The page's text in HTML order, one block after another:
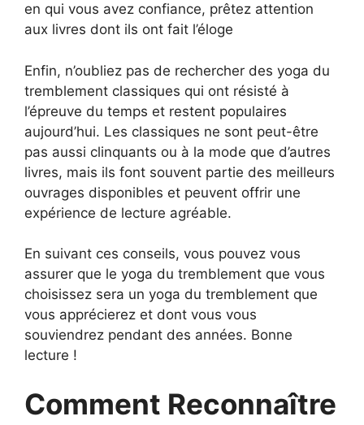
en qui vous avez confiance, prêtez attention
aux livres dont ils ont fait l’éloge
Enfin, n’oubliez pas de rechercher des yoga du
tremblement classiques qui ont résisté à
l’épreuve du temps et restent populaires
aujourd’hui. Les classiques ne sont peut-être
pas aussi clinquants ou à la mode que d’autres
livres, mais ils font souvent partie des meilleurs
ouvrages disponibles et peuvent offrir une
expérience de lecture agréable.
En suivant ces conseils, vous pouvez vous
assurer que le yoga du tremblement que vous
choisissez sera un yoga du tremblement que
vous apprécierez et dont vous vous
souviendrez pendant des années. Bonne
lecture !
Comment Reconnaître